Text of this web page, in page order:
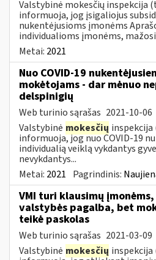
Valstybinė mokesčių inspekcija
informuoja, jog įsigaliojus
nukentėjusioms įmonėms
individualioms įmonėms,
Metai: 2021
Nuo COVID-19
mokėtojams - dar mėnuo
delspinigių
Web turinio sąrašas 2021-10-06
Valstybinė mokesčių inspekcija
informuoja, jog nuo COVID-19
individualią veiklą vykdantys
nevykdantys...
Metai: 2021 Pagrindinis:
VMI turi klausimų
valstybės pagalba, bet
teikė paskolas
Web turinio sąrašas 2021-03-09
Valstybinė mokesčių inspekcija